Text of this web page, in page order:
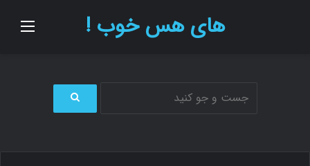
های هس خوب !
ج